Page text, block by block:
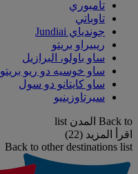
تامبوري
تاوباتي
جوندياي Jundiai
ريبيراو بريتو
ساو باولو، البرازيل
ساو خوسيه دو ريو بريتو
ساو كايتانو دو سول
سيرتاوزينيو
Back to المدن list
اقرأ المزيد (22)
Back to other destinations list